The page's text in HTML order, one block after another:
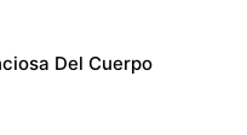
Del Cuerpo